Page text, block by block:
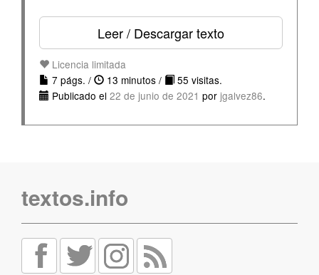
Leer / Descargar texto
Licencia limitada
7 págs. /
13 minutos /
55 visitas.
Publicado el 22 de junio de 2021 por jgalvez86.
textos.info